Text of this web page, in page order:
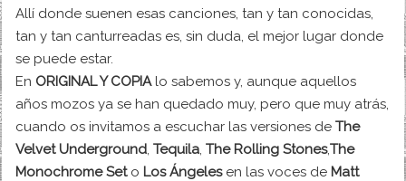
Allí donde suenen esas canciones, tan y tan conocidas,
tan y tan canturreadas es, sin duda, el mejor lugar donde
se puede estar.
En ORIGINAL Y COPIAlo sabemos y, aunque aquellos
años mozos ya se han quedado muy, pero que muy atrás,
cuando os invitamos a escuchar las versiones deThe
Velvet Underground,Tequila,The Rolling Stones,The
Monochrome Set o Los Ángelesen las voces de Matt